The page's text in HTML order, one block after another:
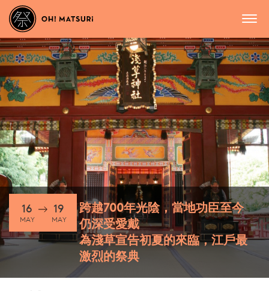
16
MAY
19
MAY
跨越700年光陰，當地功臣至今
仍深受愛戴
為淺草宣告初夏的來臨，江戶最
激烈的祭典